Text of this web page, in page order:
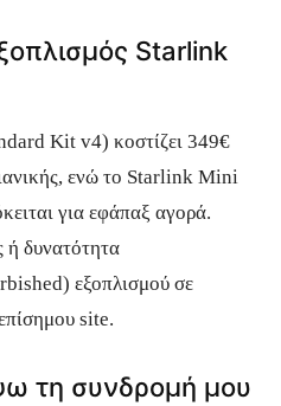
Starlink
Kit v4) κοστίζει 349€
ενώ το Starlink Mini
για εφάπαξ αγορά.
δυνατότητα
εξοπλισμού σε
site.
τη συνδρομή μου